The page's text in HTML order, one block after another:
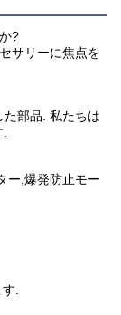
?
サリーに焦点を
部品. 私たちは
ー,爆発防止モー
.